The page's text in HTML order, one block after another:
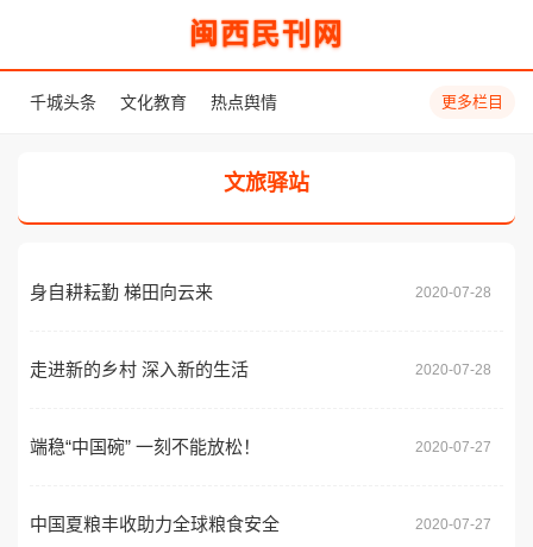
闽西民刊网
千城头条 文化教育 热点舆情 更多栏目
文旅驿站
身自耕耘勤 梯田向云来 2020-07-28
走进新的乡村 深入新的生活 2020-07-28
端稳“中国碗” 一刻不能放松！ 2020-07-27
中国夏粮丰收助力全球粮食安全 2020-07-27